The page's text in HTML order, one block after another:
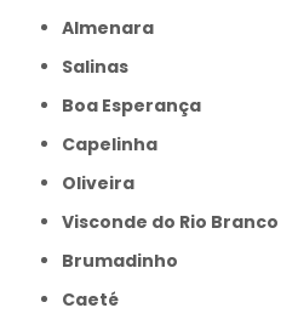
Almenara
Salinas
Boa Esperança
Capelinha
Oliveira
Visconde do Rio Branco
Brumadinho
Caeté